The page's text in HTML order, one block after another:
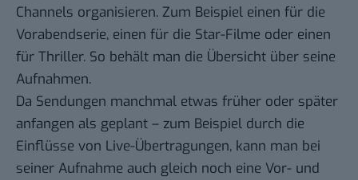
Channels organisieren. Zum Beispiel einen für die
Vorabendserie, einen für die Star-Filme oder einen
für Thriller. So behält man die Übersicht über seine
Aufnahmen.
Da Sendungen manchmal etwas früher oder später
anfangen als geplant – zum Beispiel durch die
Einflüsse von Live-Übertragungen, kann man bei
seiner Aufnahme auch gleich noch eine Vor- und